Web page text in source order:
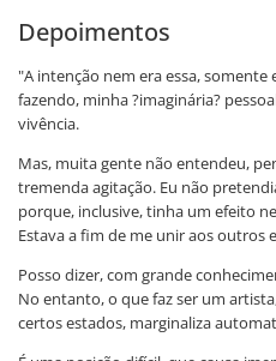
Depoimentos
"A intenção nem era essa,
fazendo, minha ?imaginária?
vivência.
Mas, muita gente não entendeu,
tremenda agitação. Eu não
porque, inclusive, tinha um efeito
Estava a fim de me unir aos outros
Posso dizer, com grande
No entanto, o que faz ser um
certos estados, marginaliza